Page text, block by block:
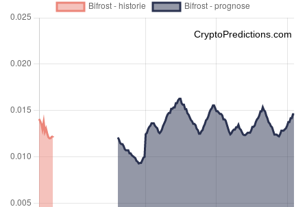
CryptoPredictions.com